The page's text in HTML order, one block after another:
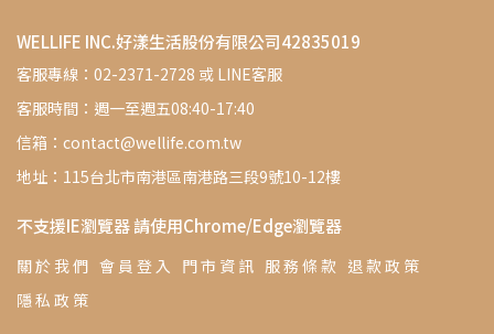
WELLIFE INC.好漾生活股份有限公司42835019
客服專線：02-2371-2728 或 LINE客服
客服時間：週一至週五08:40-17:40
信箱：contact@wellife.com.tw
地址：115台北市南港區南港路三段9號10-12樓
不支援IE瀏覽器 請使用Chrome/Edge瀏覽器
關 於 我 們 會 員 登 入 門 市 資 訊 服 務 條 款 退 款 政 策
隱 私 政 策